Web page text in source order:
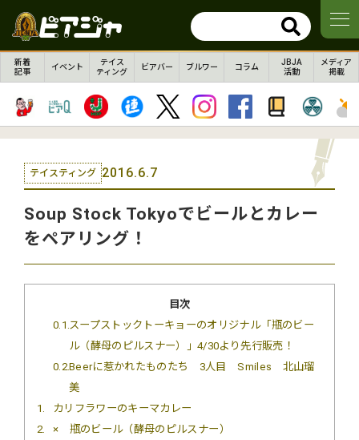
新着
記事
イベント
テイス
ティング
ビアバー ブルワー コラム
JBJA
活動
メディア
掲載
テイスティング 2016.6.7
Soup Stock Tokyoでビールとカレー
をペアリング！
目次
0.1 スープストックトーキョーのオリジナル「瓶のビー
ル（酵母のピルスナー）」4/30より先行販売！
0.2Beerに惹かれたものたち 3人目 Smiles 北山瑠
美
1
カリフラワーのキーマカレー
2
× 瓶のビール（酵母のピルスナー）